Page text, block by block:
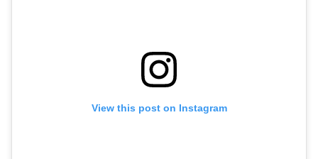
View this post on Instagram